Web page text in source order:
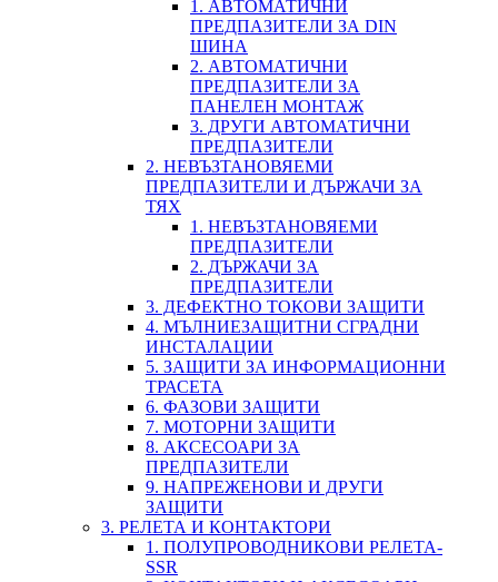
1. АВТОМАТИЧНИ
ПРЕДПАЗИТЕЛИ ЗА DIN
ШИНА
2. АВТОМАТИЧНИ
ПРЕДПАЗИТЕЛИ ЗА
ПАНЕЛЕН МОНТАЖ
3. ДРУГИ АВТОМАТИЧНИ
ПРЕДПАЗИТЕЛИ
2. НЕВЪЗТАНОВЯЕМИ
ПРЕДПАЗИТЕЛИ И ДЪРЖАЧИ ЗА
ТЯХ
1. НЕВЪЗТАНОВЯЕМИ
ПРЕДПАЗИТЕЛИ
2. ДЪРЖАЧИ ЗА
ПРЕДПАЗИТЕЛИ
3. ДЕФЕКТНО ТОКОВИ ЗАЩИТИ
4. МЪЛНИЕЗАЩИТНИ СГРАДНИ
ИНСТАЛАЦИИ
5. ЗАЩИТИ ЗА ИНФОРМАЦИОННИ
ТРАСЕТА
6. ФАЗОВИ ЗАЩИТИ
7. МОТОРНИ ЗАЩИТИ
8. АКСЕСОАРИ ЗА
ПРЕДПАЗИТЕЛИ
9. НАПРЕЖЕНОВИ И ДРУГИ
ЗАЩИТИ
3. РЕЛЕТА И КОНТАКТОРИ
1. ПОЛУПРОВОДНИКОВИ РЕЛЕТА-
SSR